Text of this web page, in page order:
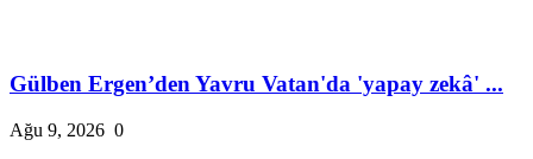
Gülben Ergen’den Yavru Vatan'da 'yapay zekâ' ...
Ağu 9, 2026 0